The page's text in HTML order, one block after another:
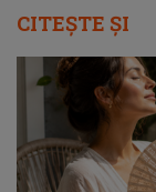
CITEȘTE ȘI